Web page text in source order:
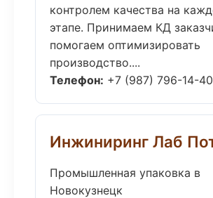
контролем качества на
этапе. Принимаем КД
помогаем оптимизировать
производство....
Телефон: +7 (987) 796-14-40
Инжиниринг Лаб
Промышленная упаковка в
Новокузнецк